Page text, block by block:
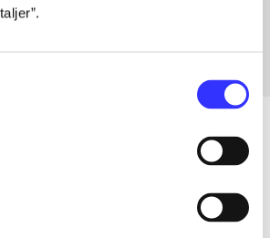
fordelt på udgivelser